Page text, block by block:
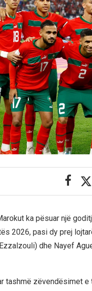
ka pësuar një
2026, pasi dy prej
dhe Nayef
tashmë zëvendësimet